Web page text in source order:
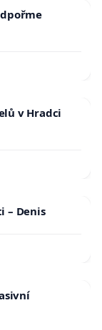
v Hradci
– Denis